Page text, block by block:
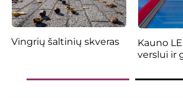
Vingrių šaltinių skveras
Kauno
verslui ir